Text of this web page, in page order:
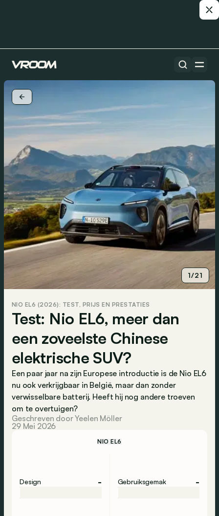
1/21
NIO EL6 (2026): TEST, PRIJS EN PRESTATIES
Test: Nio EL6, meer dan
een zoveelste Chinese
elektrische SUV?
Een paar jaar na zijn Europese introductie is de Nio EL6
nu ook verkrijgbaar in België, maar dan zonder
verwisselbare batterij. Heeft hij nog andere troeven
om te overtuigen?
Geschreven door Yeelen Möller
29 Mei 2026
NIO EL6
Design - Gebruiksgemak -